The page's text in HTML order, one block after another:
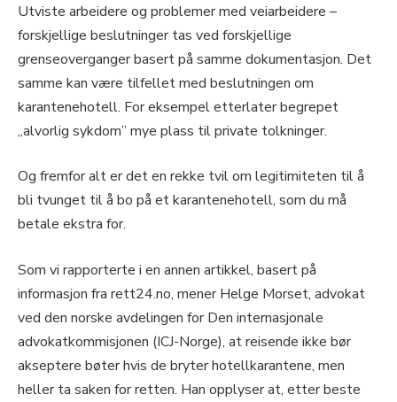
Utviste arbeidere og problemer med veiarbeidere –
forskjellige beslutninger tas ved forskjellige
grenseoverganger basert på samme dokumentasjon. Det
samme kan være tilfellet med beslutningen om
karantenehotell. For eksempel etterlater begrepet
„alvorlig sykdom” mye plass til private tolkninger.
Og fremfor alt er det en rekke tvil om legitimiteten til å
bli tvunget til å bo på et karantenehotell, som du må
betale ekstra for.
Som vi rapporterte i en annen artikkel, basert på
informasjon fra rett24.no, mener Helge Morset, advokat
ved den norske avdelingen for Den internasjonale
advokatkommisjonen (ICJ-Norge), at reisende ikke bør
akseptere bøter hvis de bryter hotellkarantene, men
heller ta saken for retten. Han opplyser at, etter beste